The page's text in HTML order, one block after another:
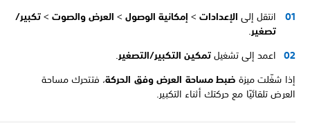
انتقل إلىالإعدادات>إمكانية الوصول>العرض والصوت>تكبير/
تصغير.
اعمد إلى تشغيلتمكين التكبير/التصغير.
إذا شغّلت ميزةضبط مساحة العرض وفق الحركة، فتتحرك مساحة
العرض تلقائيًا مع حركتك أثناء التكبير.